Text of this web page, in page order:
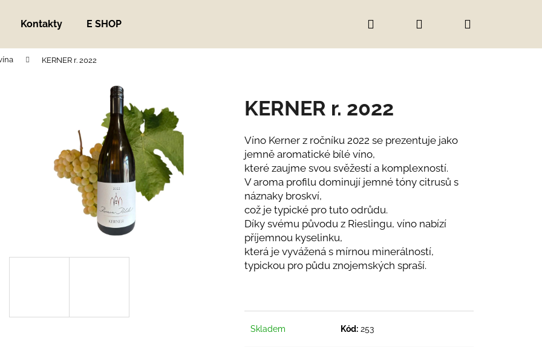
Kontakty E SHOP Přihlášení
KERNER r. 2022
KERNER r. 2022
Víno Kerner z ročníku 2022 se prezentuje jako
jemně aromatické bílé víno,
které zaujme svou svěžestí a komplexností.
V aroma profilu dominují jemné tóny citrusů s
náznaky broskví,
což je typické pro tuto odrůdu.
Díky svému původu z Rieslingu, víno nabízí
příjemnou kyselinku,
která je vyvážená s mírnou minerálností,
typickou pro půdu znojemských spraší.
Skladem Kód: 253
Co potřebujete najít?
HLEDAT
Doporučujeme
HELP METABOLIC